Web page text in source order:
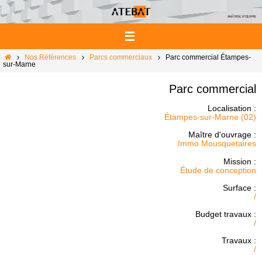
Passer
vers
le
HomeNos Références Parcs commerciaux
Parc commercial Étampes-
sur-Marne
Parc commercial
Localisation :
Étampes-sur-Marne (02)
Maître d'ouvrage :
Immo Mousquetaires
Mission :
Étude de conception
Surface :
/
Budget travaux :
/
Travaux :
/